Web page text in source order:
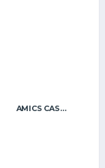
AMICS CASTELLÓ B